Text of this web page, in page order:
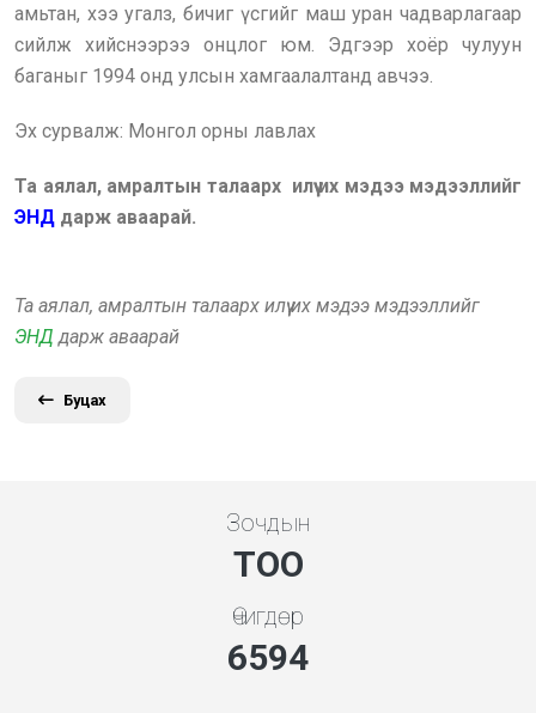
амьтан, хээ угалз, бичиг үсгийг маш уран чадварлагаар
сийлж хийснээрээ онцлог юм. Эдгээр хоёр чулуун
баганыг 1994 онд улсын хамгаалалтанд авчээ.
Эх сурвалж: Монгол орны лавлах
Та аялал, амралтын талаарх илүү их мэдээ мэдээллийг
ЭНД дарж аваарай.
Та аялал, амралтын талаарх илүү их мэдээ мэдээллийг
ЭНД дарж аваарай
Буцах
Зочдын
ТОО
Өчигдөр
7354